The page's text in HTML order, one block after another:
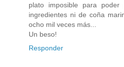
plato imposible para
ingredientes ni de coña
ocho mil veces más...
Un beso!
Responder